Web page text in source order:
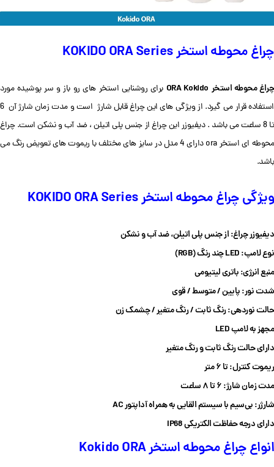
چراغ محوطه استخر KOKIDO ORA Series
چراغ محوطه استخر ORA Kokido برای روشنایی استخر های رو باز و سر پوشیده مورد
استفاده قرار می گیرد. از ویژگی های این چراغ قابل شارژ است و مدت زمان شارژ آن 6
تا 8 ساعت می باشد . دیفیوزر این چراغ از جنس پلی اتیلن ، ضد آب و نشکن است. چراغ
محوطه ای استخر ora دارای 4 مدل در سایز های مختلف با ریموت های تعویض رنگ می
باشد.
ویژگی چراغ محوطه استخر KOKIDO ORA Series
دیفیوزر چراغ: از جنس پلی اتیلن، ضد آب و نشکن
نوع لامپ: LED چند رنگ (RGB)
منبع انرژی: باتری لیتیومی
شدت نور: پایین / متوسط / قوی
حالت نوردهی: رنگ ثابت / رنگ متغیر / چشمک زن
مجهز به لامپ LED
دارای حالت رنگ ثابت و رنگ متغیر
ریموت کنترل: تا ۶ متر
مدت زمان شارژ: ۶ تا ۸ ساعت
شارژر: بی‌سیم با سیستم القایی به همراه آداپتور AC
دارای درجه حفاظت الکتریکیIP68
انواع چراغ محوطه استخر Kokido ORA